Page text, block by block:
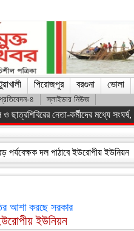
পিরোজপুর বরগুনা ভোলা
৪ স্লাইডার নিউজ
ছাত্রশিবিরের নেতা-কর্মীদের মধ্যে সংঘর্ষ,
বড় পর্যবেক্ষক দল পাঠাবে ইউরোপীয় ইউনিয়ন
আশা করছে সরকার
ইউরোপীয় ইউনিয়ন